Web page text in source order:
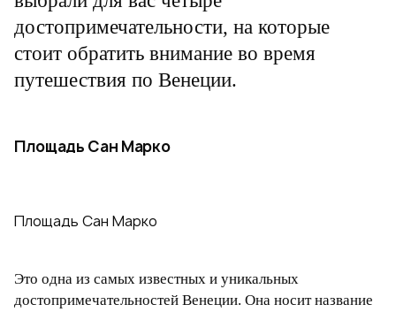
достопримечательности, на которые
стоит обратить внимание во время
путешествия по Венеции.
Площадь Сан Марко
Площадь Сан Марко
Это одна из самых известных и уникальных
достопримечательностей Венеции. Она носит название